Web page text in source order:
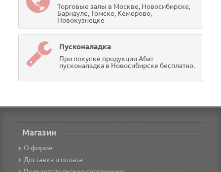
Торговые залы в Москве, Новосибирске,
Барнауле, Томске, Кемерово,
Новокузнецке
Пусконаладка
При покупке продукции Абат
пусконаладка в Новосибирске бесплатно.
Магазин
О фирме
Доставка и оплата